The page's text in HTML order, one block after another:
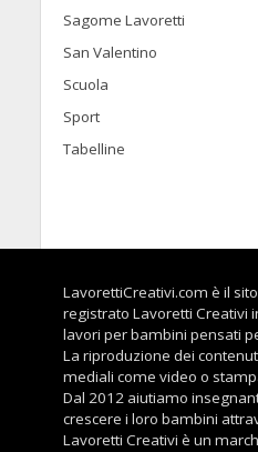
Sagome Lavoretti
San Valentino
Scuola
Sport
Tabelline
LavorettiCreativi.com è il
registrato Lavoretti Creativi
lavori per bambini pensati
La riproduzione dei
mediali come video o
Dal 2012 aiutiamo
crescere i loro bambini
Lavoretti Creativi è un